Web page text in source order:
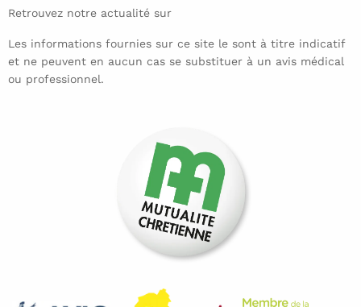
Retrouvez notre actualité sur
Les informations fournies sur ce site le sont à titre indicatif
et ne peuvent en aucun cas se substituer à un avis médical
ou professionnel.